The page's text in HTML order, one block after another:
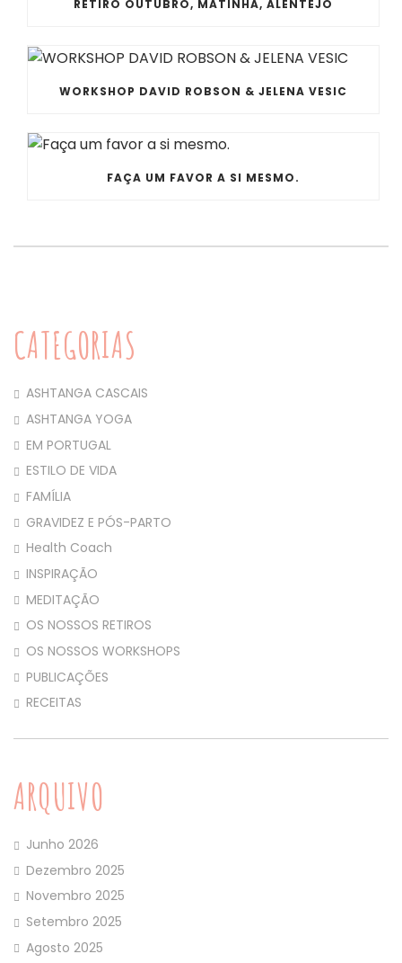
RETIRO OUTUBRO, MATINHA, ALENTEJO
WORKSHOP DAVID ROBSON & JELENA VESIC
FAÇA UM FAVOR A SI MESMO.
CATEGORIAS
ASHTANGA CASCAIS
ASHTANGA YOGA
EM PORTUGAL
ESTILO DE VIDA
FAMÍLIA
GRAVIDEZ E PÓS-PARTO
Health Coach
INSPIRAÇÃO
MEDITAÇÃO
OS NOSSOS RETIROS
OS NOSSOS WORKSHOPS
PUBLICAÇÕES
RECEITAS
ARQUIVO
Junho 2026
Dezembro 2025
Novembro 2025
Setembro 2025
Agosto 2025